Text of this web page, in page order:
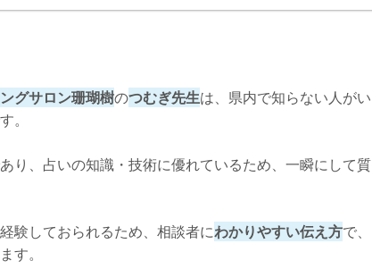
グサロン珊瑚樹のつむぎ先生は、県内で知らない人がい
。
り、占いの知識・技術に優れているため、一瞬にして質
験しておられるため、相談者にわかりやすい伝え方で、
す。